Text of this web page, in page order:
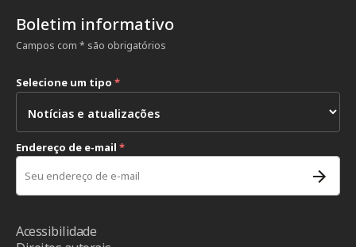
Boletim informativo
Campos com * são obrigatórios
Selecione um tipo *
Endereço de e-mail *
Acessibilidade